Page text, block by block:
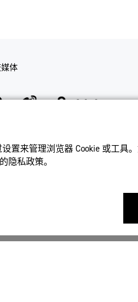
体
置来管理浏览器 Cookie 或⼯具
隐私政策。